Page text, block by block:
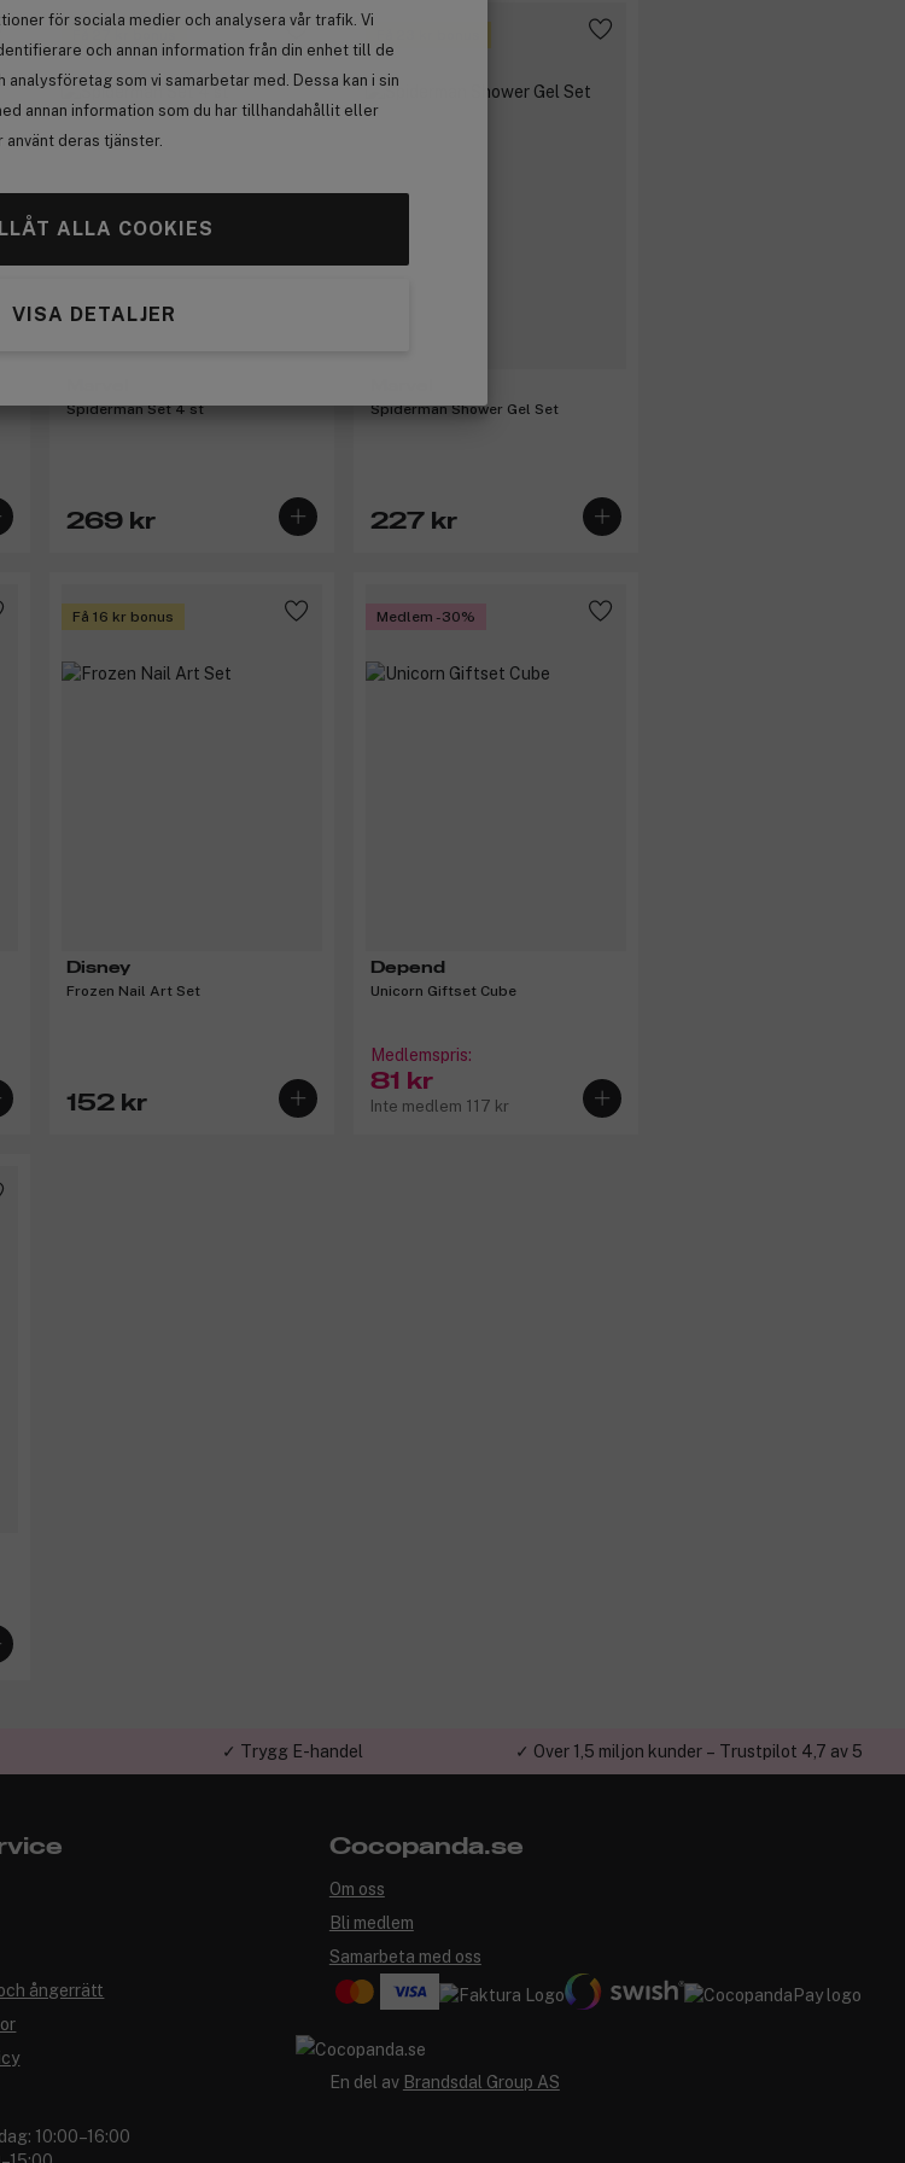
för sociala medier och analysera vår trafik. Vi
och annan information från din enhet till de
analysföretag som vi samarbetar med. Dessa kan i sin
annan information som du har tillhandahållit eller
använt deras tjänster.
ALLA COOKIES
VISA DETALJER
Spiderman Set 4 st
269 kr
Spiderman Shower Gel Set
227 kr
Få 16 kr bonus
Disney
Frozen Nail Art Set
152 kr
Medlem -30%
Depend
Unicorn Giftset Cube
Medlemspris:
81 kr
Inte medlem 117 kr
✓ Trygg E-handel ✓ Över 1,5 miljon kunder – Trustpilot 4,7 av 5
ångerrätt
10:00–16:00
Cocopanda.se
Om oss
Bli medlem
Samarbeta med oss
En del av Brandsdal Group AS